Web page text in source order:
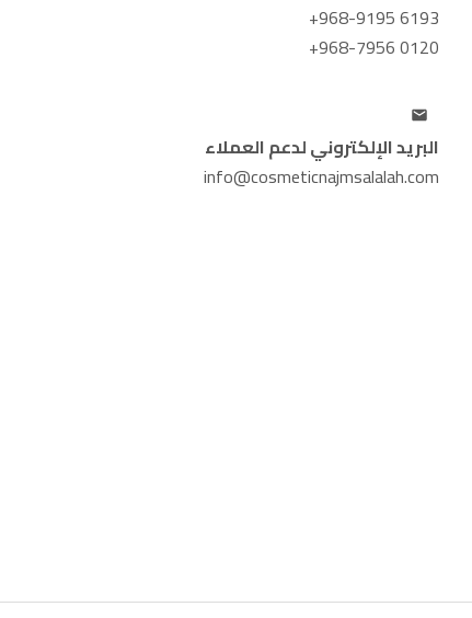
+968-9195 6193
+968-7956 0120
البريد الإلكتروني لدعم العملاء
info@cosmeticnajmsalalah.com